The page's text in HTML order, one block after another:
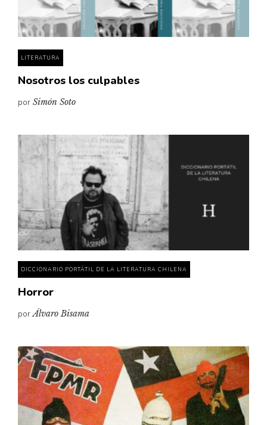
Pensamiento ilustrado
Personaje
Política
Sociedad
Vidas paralelas
Voces y lecturas
LITERATURA
Nosotros los culpables
por Simón Soto
DICCIONARIO PORTÁTIL DE LA LITERATURA CHILENA
Horror
porÁlvaro Bisama